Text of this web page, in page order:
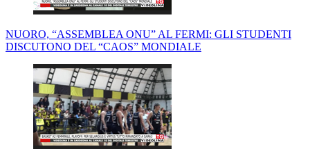
NUORO, “ASSEMBLEA ONU” AL FERMI: GLI STUDENTI
DISCUTONO DEL “CAOS” MONDIALE